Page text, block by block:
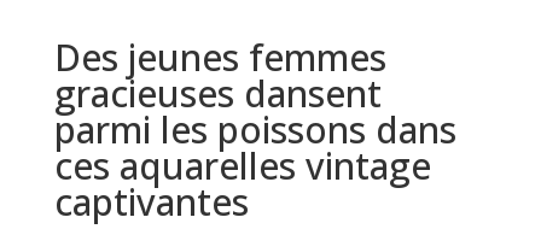
Des jeunes femmes
gracieuses dansent
parmi les poissons dans
ces aquarelles vintage
captivantes